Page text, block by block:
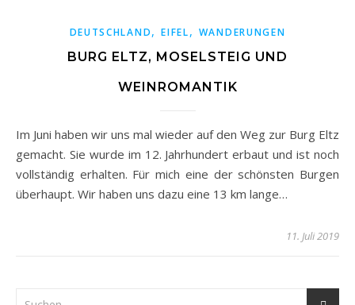
DEUTSCHLAND,EIFEL, WANDERUNGEN
BURG ELTZ, MOSELSTEIG UND
WEINROMANTIK
Im Juni haben wir uns mal wieder auf den Weg zur Burg Eltz
gemacht. Sie wurde im 12. Jahrhundert erbaut und ist noch
vollständig erhalten. Für mich eine der schönsten Burgen
überhaupt. Wir haben uns dazu eine 13 km lange…
11. Juli 2019